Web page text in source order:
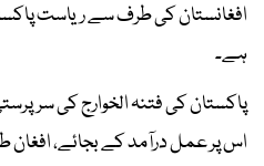
افغانستان کی طرف سے ریاست
ہے۔
پاکستان کی فتنہ الخوارج کی
اس پر عمل درآمد کے بجائے، افغان